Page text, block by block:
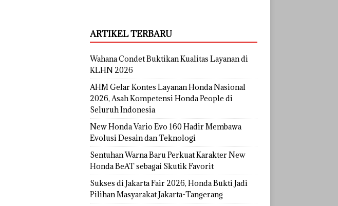
ARTIKEL TERBARU
Wahana Condet Buktikan Kualitas Layanan di
KLHN 2026
AHM Gelar Kontes Layanan Honda Nasional
2026, Asah Kompetensi Honda People di
Seluruh Indonesia
New Honda Vario Evo 160 Hadir Membawa
Evolusi Desain dan Teknologi
Sentuhan Warna Baru Perkuat Karakter New
Honda BeAT sebagai Skutik Favorit
Sukses di Jakarta Fair 2026, Honda Bukti Jadi
Pilihan Masyarakat Jakarta-Tangerang